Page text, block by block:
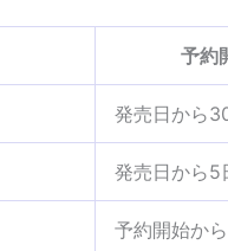
予約
発売日から
発売日から5
予約開始か